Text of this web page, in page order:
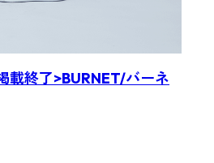
載終了>BURNET/バーネ